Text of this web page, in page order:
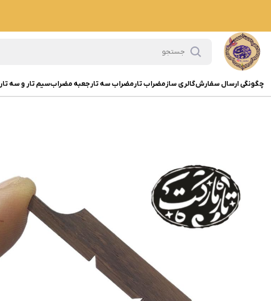
چگونگی ارسال سفارشگالری سازمضراب تارمضراب سه تارجعبه مضرابسیم تار و سه تار